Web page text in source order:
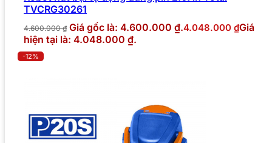
TVCRG30261
4.600.000₫ Giá gốc là: 4.600.000 ₫.4.048.000 ₫Giá
hiện tại là: 4.048.000 ₫.
-12%